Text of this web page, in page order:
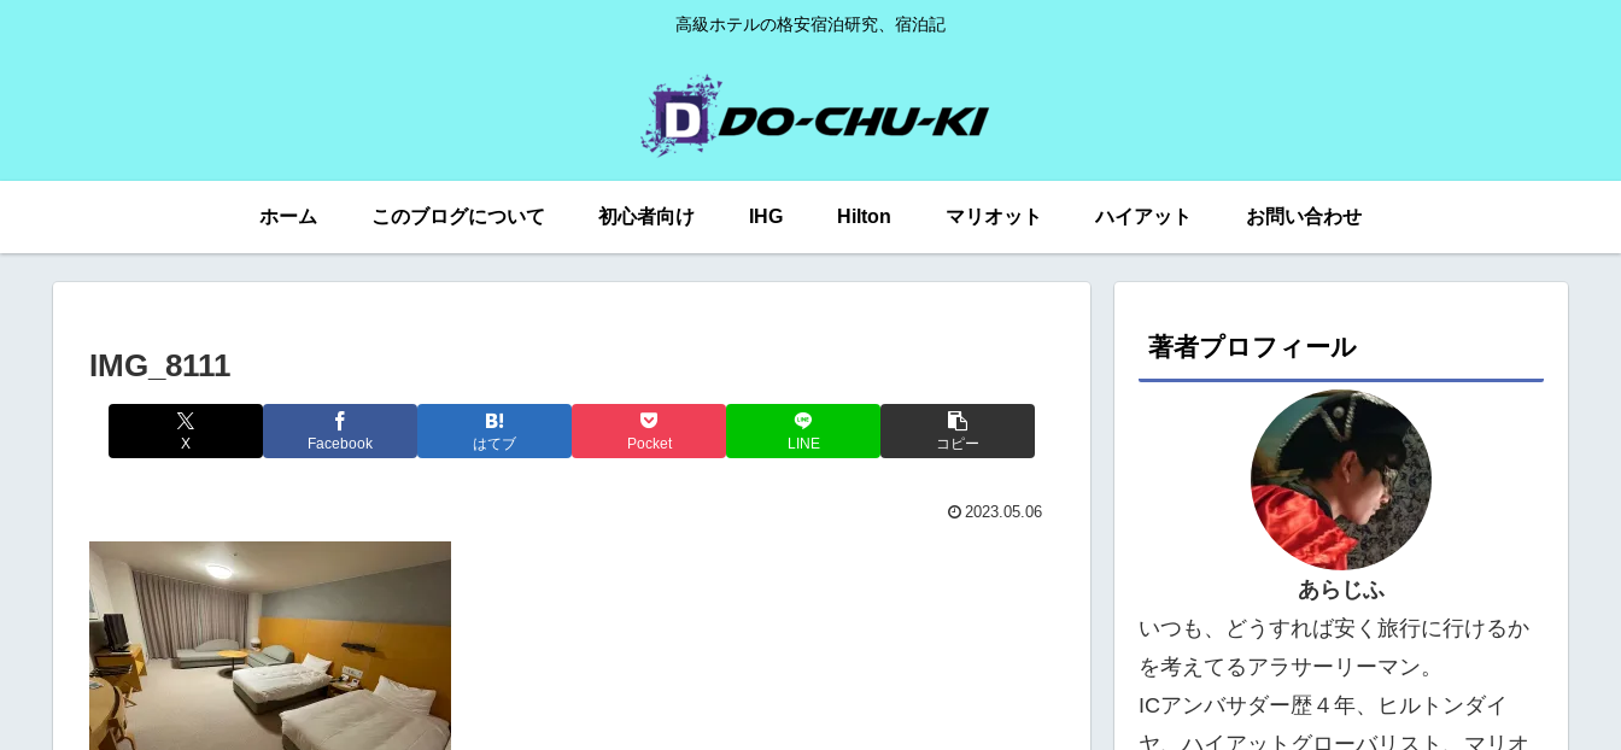
高級ホテルの格安宿泊研究、宿泊記
ホーム このブログについて 初心者向け IHG Hilton マリオット ハイアット お問い合わせ
IMG_8111
X Facebook はてブ Pocket LINE コピー
2023.05.06
著者プロフィール
あらじふ
いつも、どうすれば安く旅行に行けるか
を考えてるアラサーリーマン。
ICアンバサダー歴４年、ヒルトンダイ
ヤ、ハイアットグローバリスト、マリオ